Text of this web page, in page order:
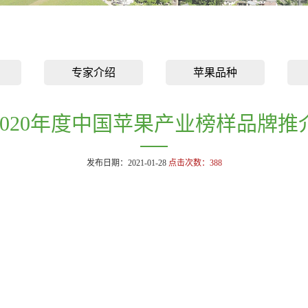
专家介绍 苹果品种
年度中国苹果产业榜样品牌推
发布日期：2021-01-28 点击次数： 388